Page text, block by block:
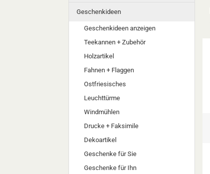
Geschenkideen
Geschenkideen anzeigen
Teekannen + Zubehör
Holzartikel
Fahnen + Flaggen
Ostfriesisches
Leuchttürme
Windmühlen
Drucke + Faksimile
Dekoartikel
Geschenke für Sie
Geschenke für Ihn